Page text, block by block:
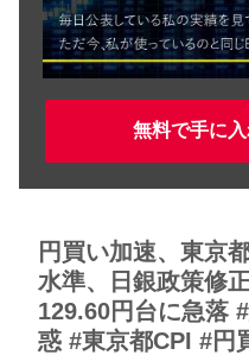
無料で手に
円買い加速、東京
水準、日銀政策修
129.60円台に急落
惑 #東京都CPI #円